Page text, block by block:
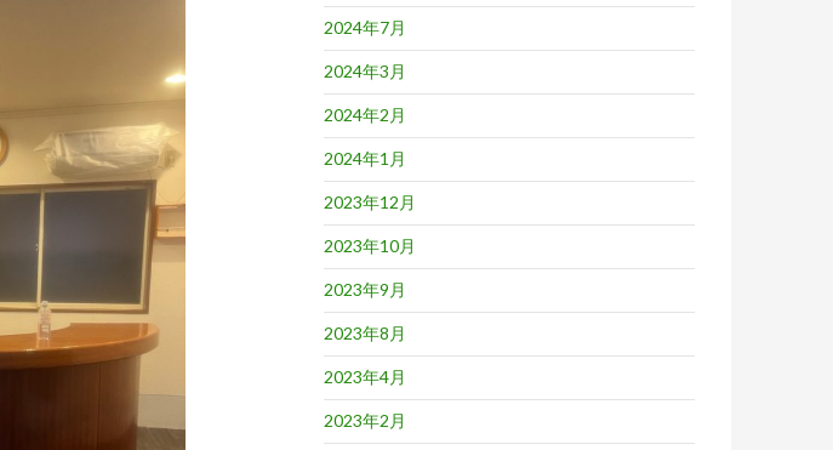
2024年7月
2024年3月
2024年2月
2024年1月
2023年12月
2023年10月
2023年9月
2023年8月
2023年4月
2023年2月